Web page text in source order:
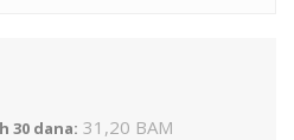
30 dana: 31,20 BAM